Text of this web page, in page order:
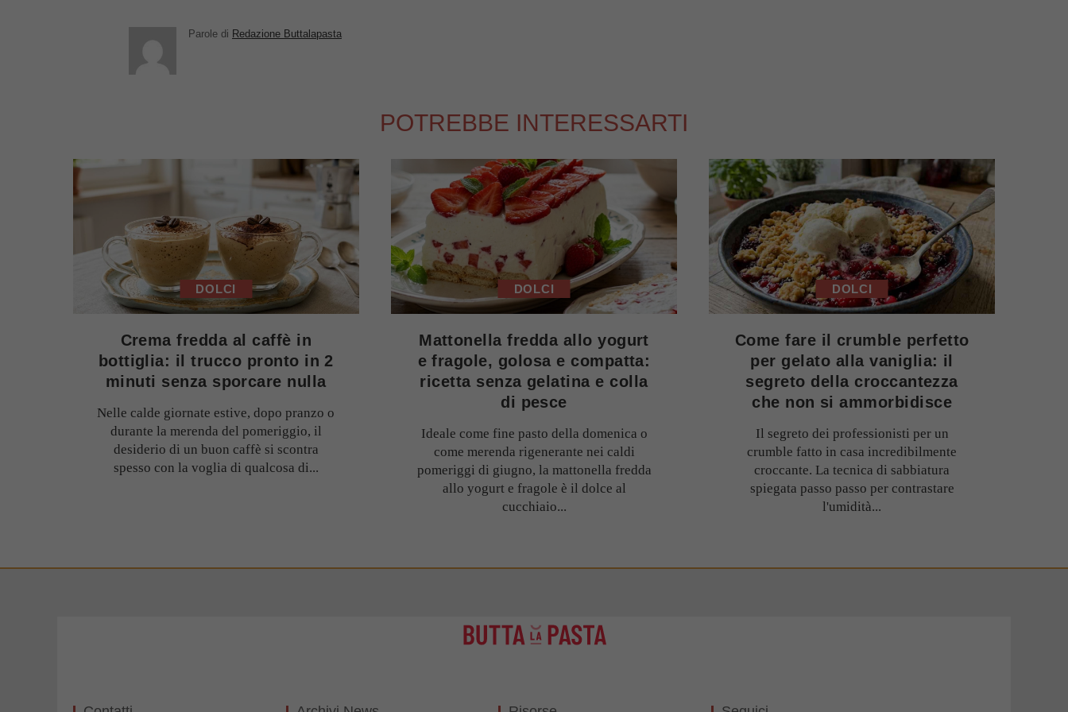
Parole di Redazione Buttalapasta
POTREBBE INTERESSARTI
DOLCI
Crema fredda al caffè in
bottiglia: il trucco pronto in 2
minuti senza sporcare nulla
Nelle calde giornate estive, dopo pranzo o
durante la merenda del pomeriggio, il
desiderio di un buon caffè si scontra
spesso con la voglia di qualcosa di...
DOLCI
Mattonella fredda allo yogurt
e fragole, golosa e compatta:
ricetta senza gelatina e colla
di pesce
Ideale come fine pasto della domenica o
come merenda rigenerante nei caldi
pomeriggi di giugno, la mattonella fredda
allo yogurt e fragole è il dolce al
cucchiaio...
DOLCI
Come fare il crumble perfetto
per gelato alla vaniglia: il
segreto della croccantezza
che non si ammorbidisce
Il segreto dei professionisti per un
crumble fatto in casa incredibilmente
croccante. La tecnica di sabbiatura
spiegata passo passo per contrastare
l'umidità...